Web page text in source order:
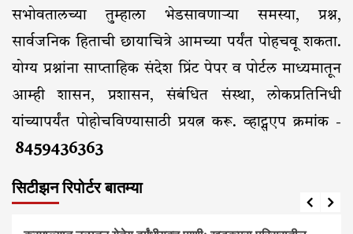
सभोवतालच्या तुम्हाला भेडसावणाऱ्या समस्या, प्रश्न,
सार्वजनिक हिताची छायाचित्रे आमच्या पर्यंत पोहचवू शकता.
योग्य प्रश्नांना साप्ताहिक संदेश प्रिंट पेपर व पोर्टल माध्यमातून
आम्ही शासन, प्रशासन, संबंधित संस्था, लोकप्रतिनिधी
यांच्यापर्यंत पोहोचविण्यासाठी प्रयत्न करू. व्हाट्सएप क्रमांक -
8459436363
सिटीझन रिपोर्टर बातम्या
आरोग्य आवाज जनतेचा बातम्या